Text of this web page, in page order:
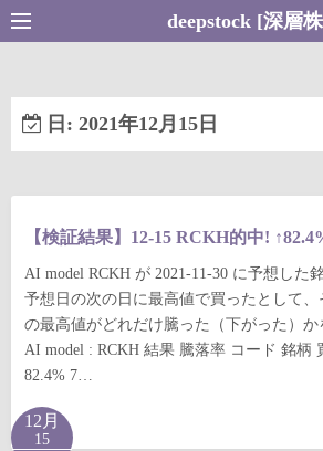
コ
ン
ン
へ
deepstock [深層
日: 2021年12月15日
【検証結果】12-15 RCKH的中!
AI model RCKH が 2021-11-30 に予想した
予想日の次の日に最高値で買ったとして、
の最高値がどれだけ騰った（下がった）
AI model : RCKH 結果 騰落率 コード 銘
82.4% 7…
12月
15